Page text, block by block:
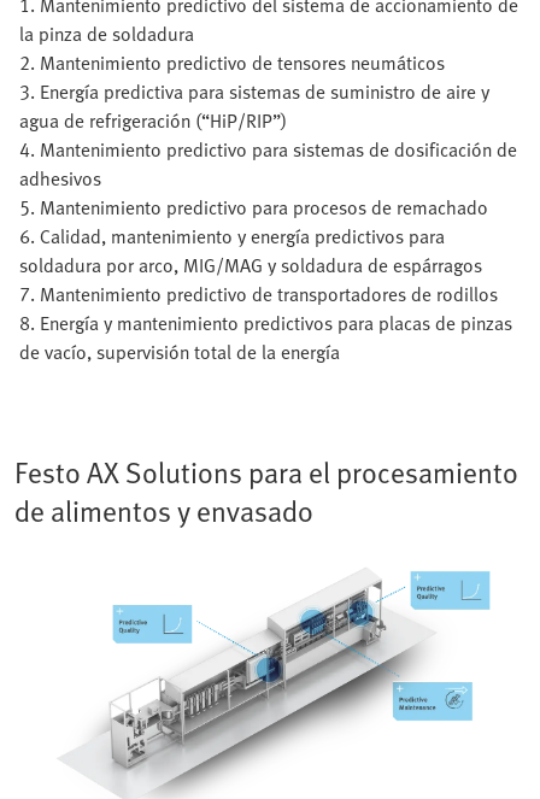
la pinza de soldadura
2. Mantenimiento predictivo de tensores neumáticos
3. Energía predictiva para sistemas de suministro de aire y
agua de refrigeración (“HiP/RIP”)
4. Mantenimiento predictivo para sistemas de dosificación de
adhesivos
5. Mantenimiento predictivo para procesos de remachado
6. Calidad, mantenimiento y energía predictivos para
soldadura por arco, MIG/MAG y soldadura de espárragos
7. Mantenimiento predictivo de transportadores de rodillos
8. Energía y mantenimiento predictivos para placas de pinzas
de vacío, supervisión total de la energía
Festo AX Solutions para el procesamiento
de alimentos y envasado